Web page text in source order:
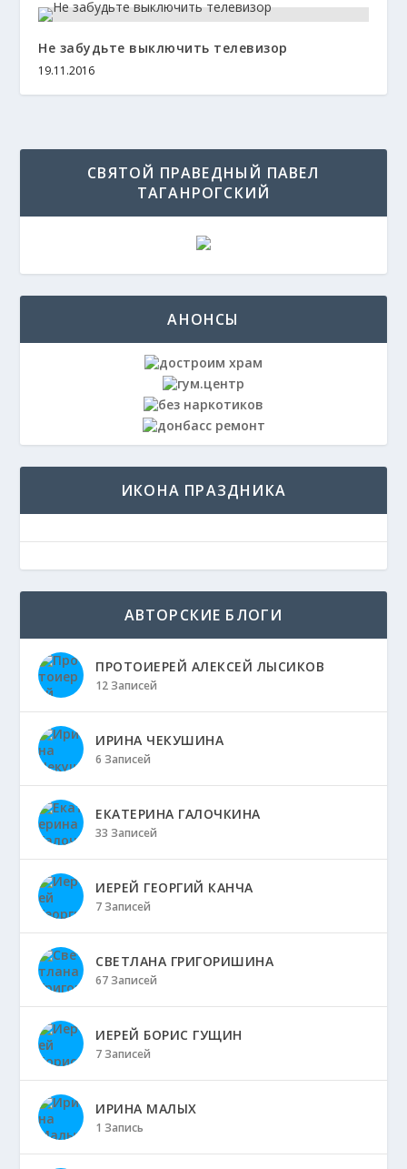
Не забудьте выключить телевизор
19.11.2016
СВЯТОЙ ПРАВЕДНЫЙ ПАВЕЛ
ТАГАНРОГСКИЙ
АНОНСЫ
ИКОНА ПРАЗДНИКА
АВТОРСКИЕ БЛОГИ
ПРОТОИЕРЕЙ АЛЕКСЕЙ ЛЫСИКОВ
12 Записей
ИРИНА ЧЕКУШИНА
6 Записей
ЕКАТЕРИНА ГАЛОЧКИНА
33 Записей
ИЕРЕЙ ГЕОРГИЙ КАНЧА
7 Записей
СВЕТЛАНА ГРИГОРИШИНА
67 Записей
ИЕРЕЙ БОРИС ГУЩИН
7 Записей
ИРИНА МАЛЫХ
1 Запись